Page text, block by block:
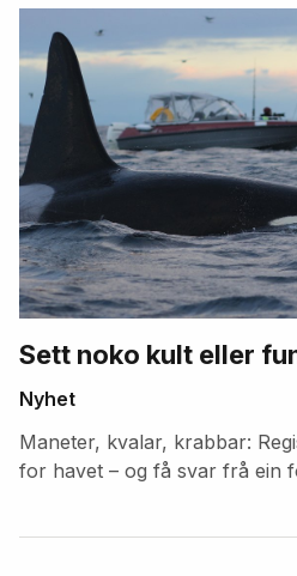
artikler
Sett noko kult eller
Nyhet
Maneter, kvalar, krabbar:
for havet – og få svar frå ein